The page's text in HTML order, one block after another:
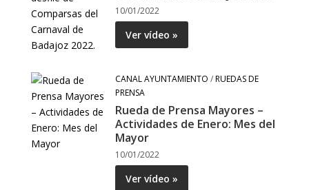
10/01/2022
Ver vídeo »
CANAL AYUNTAMIENTO /RUEDAS DE
PRENSA
Rueda de Prensa Mayores –
Actividades de Enero: Mes del
Mayor
10/01/2022
Ver vídeo »